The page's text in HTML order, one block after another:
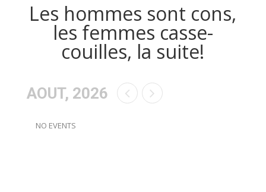
Les hommes sont cons,
les femmes casse-
couilles, la suite!
AOUT, 2026
NO EVENTS